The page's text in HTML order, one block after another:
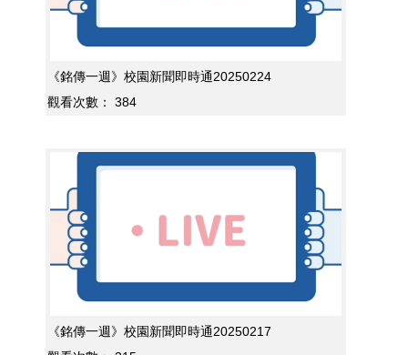
《銘傳一週》校園新聞即時通20250224
觀看次數：
384
《銘傳一週》校園新聞即時通20250217